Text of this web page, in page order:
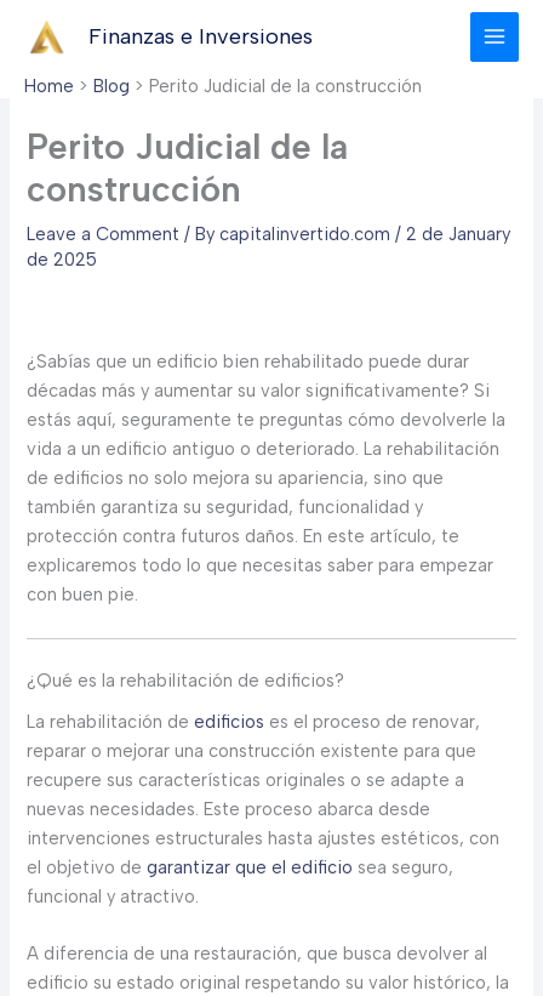
Finanzas e Inversiones
Home Blog Perito Judicial de la construcción
Perito Judicial de la
construcción
Leave a Comment / Bycapitalinvertido.com/ 2 de January
de 2025
¿Sabías que un edificio bien rehabilitado puede durar
décadas más y aumentar su valor significativamente? Si
estás aquí, seguramente te preguntas cómo devolverle la
vida a un edificio antiguo o deteriorado. La rehabilitación
de edificios no solo mejora su apariencia, sino que
también garantiza su seguridad, funcionalidad y
protección contra futuros daños. En este artículo, te
explicaremos todo lo que necesitas saber para empezar
con buen pie.
¿Qué es la rehabilitación de edificios?
La rehabilitación deedificios es el proceso de renovar,
reparar o mejorar una construcción existente para que
recupere sus características originales o se adapte a
nuevas necesidades. Este proceso abarca desde
intervenciones estructurales hasta ajustes estéticos, con
el objetivo degarantizar que el edificio sea seguro,
funcional y atractivo.
A diferencia de una restauración, que busca devolver al
edificio su estado original respetando su valor histórico, la